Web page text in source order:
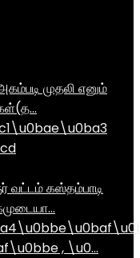
முதலி எனும்
கஸ்தம்பாடி
, \u0…